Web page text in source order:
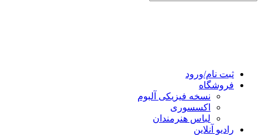
ثبت نام/ورود
فروشگاه
نسخه فیزیکی آلبوم
اکسسوری
لباس هنرمندان
رادیو آنلاین